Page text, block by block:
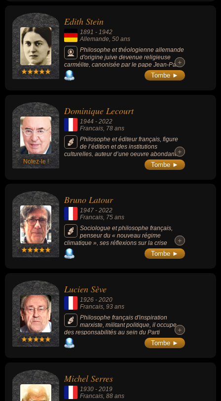
il dirige également depuis avril 2006 l'Institut
au sein du centre Georges-Pompidou.
Edith Stein
1891 - 1942
Allemande, 50 ans
Philosophe et théologienne allemande
d'origine juive devenue religieuse
carmélite, canonisée par le pape Jean-Paul
II le 11 octobre 1998, première femme à
présenter une thèse en philosophie en
phénoménologie.
+
+
Tombe ►
Notez-le !
Dominique Lecourt
1944 - 2022
Francais, 78 ans
Philosophe et éditeur français, figure
de l’édition et des institutions
culturelles, auteur d’une oeuvre abondante
centrée sur les relations entre la philosophie
+
+
Tombe ►
Bruno Latour
1947 - 2022
Francais, 75 ans
Sociologue et philosophe français,
penseur du « nouveau régime
climatique », ses réflexions sur la crise
écologique ont inspiré une nouvelle
génération d’intellectuels, d’artistes et de
+
+
Tombe ►
Lucien Sève
1926 - 2020
Francais, 93 ans
Philosophe français d'inspiration
marxiste, militant politique, il occupe
des responsabilités au sein du Parti
communiste français pendant plus de 60
ans.
+
+
Tombe ►
Michel Serres
1930 - 2019
Francais , 88 ans